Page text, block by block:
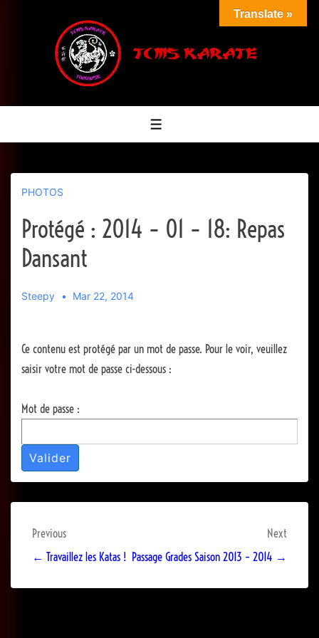
Menu
PHOTOS
Protégé : 2014 – 01 – 18: Repas
Dansant
Steepy Mar 22, 2014
Ce contenu est protégé par un mot de passe. Pour le voir, veuillez
saisir votre mot de passe ci-dessous :
Mot de passe :
Navigation
de
l’article
Previous
← Travaillez les Katas !
Next
Passage Grades Saison 2013 – 2014 →
Translate »